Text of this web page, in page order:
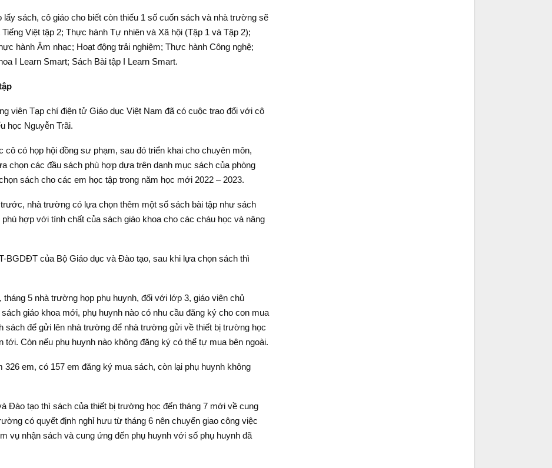
lấy sách, cô giáo cho biết còn thiếu 1 số cuốn sách và nhà trường sẽ
Việt tập 2; Thực hành Tự nhiên và Xã hội (Tập 1 và Tập 2);
hành Âm nhạc; Hoạt động trải nghiệm; Thực hành Công nghệ;
I Learn Smart; Sách Bài tập I Learn Smart.
viên Tạp chí điện tử Giáo dục Việt Nam đã có cuộc trao đổi với cô
học Nguyễn Trãi.
cô có họp hội đồng sư phạm, sau đó triển khai cho chuyên môn,
chọn các đầu sách phù hợp dựa trên danh mục sách của phòng
sách cho các em học tập trong năm học mới 2022 – 2023.
nhà trường có lựa chọn thêm một số sách bài tập như sách
hợp với tính chất của sách giáo khoa cho các cháu học và nâng
BGDĐT của Bộ Giáo dục và Đào tạo, sau khi lựa chọn sách thì
5 nhà trường họp phụ huynh, đối với lớp 3, giáo viên chủ
giáo khoa mới, phụ huynh nào có nhu cầu đăng ký cho con mua
sách để gửi lên nhà trường để nhà trường gửi về thiết bị trường học
Còn nếu phụ huynh nào không đăng ký có thể tự mua bên ngoài.
em, có 157 em đăng ký mua sách, còn lại phụ huynh không
Đào tạo thì sách của thiết bị trường học đến tháng 7 mới về cung
có quyết định nghỉ hưu từ tháng 6 nên chuyển giao công việc
vụ nhận sách và cung ứng đến phụ huynh với số phụ huynh đã